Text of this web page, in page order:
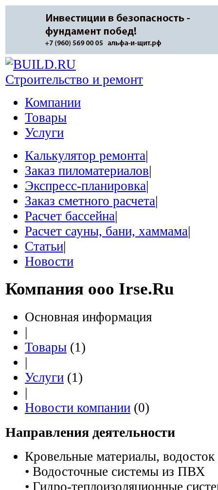
Строительство и ремонт
Компании
Товары
Услуги
Калькулятор ремонта|
Заказ пиломатериалов|
Экспресс-планировка|
Заказ сметного расчета|
Расчет бассейна|
Расчет сауны, бани, хаммама|
Статьи|
Новости
Компания ooo Irse.Ru
Основная информация
|
Товары (1)
|
Услуги (1)
|
Новости компании (0)
Направления деятельности
Кровельные материалы, водосток
• Водосточные системы из ПВХ
• Гидро-теплоизоляционные